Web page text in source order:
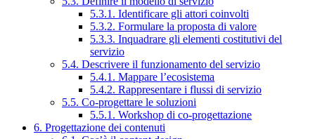
5.3.1. Identificare gli attori coinvolti
5.3.2. Formulare la proposta di valore
5.3.3. Inquadrare gli elementi costitutivi del
servizio
5.4. Descrivere il funzionamento del servizio
5.4.1. Mappare l’ecosistema
5.4.2. Rappresentare i flussi di servizio
5.5. Co-progettare le soluzioni
5.5.1. Workshop di co-progettazione
6. Progettazione dei contenuti